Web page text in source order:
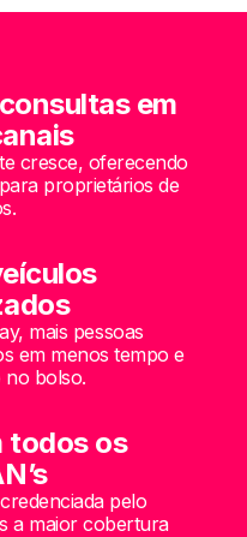
em
cresce, oferecendo
proprietários de
mais pessoas
em menos tempo e
no bolso.
todos os
pelo
a maior cobertura